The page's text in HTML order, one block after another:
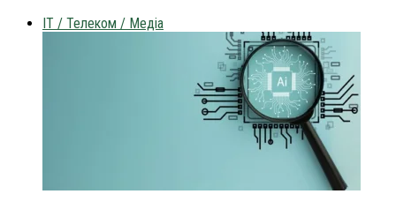
IT / Телеком / Медіа